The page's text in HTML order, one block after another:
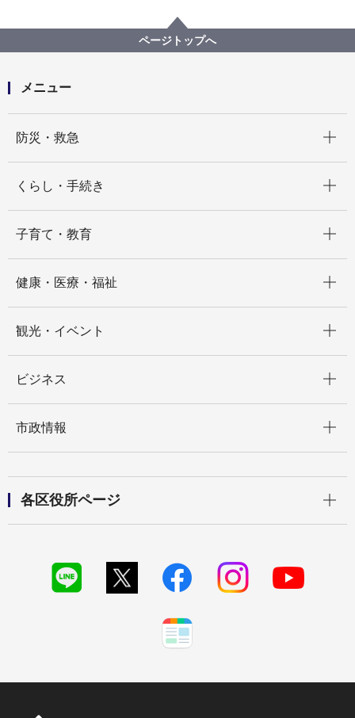
政策経営・国際戦略局
令和２年横浜市の農業（2020年農林業センサス結果報
告書）
ページトップへ
メニュー
防災・救急
くらし・手続き
子育て・教育
健康・医療・福祉
観光・イベント
ビジネス
市政情報
各区役所ページ